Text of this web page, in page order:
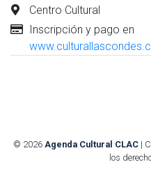
Centro Cultural
Inscripción y pago en
© 2026 Agenda Cultural CLAC|
los